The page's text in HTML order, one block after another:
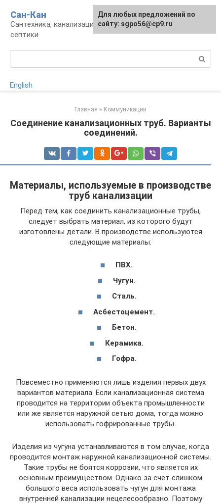
контенту
Сан-Кан
Сантехника, канализация, водопровод,
септики
English
Главная » Коммуникации
Соединение канализационных труб. Варианты
соединений.
Материалы, используемые в производстве
труб канализации
Перед тем, как соединить канализационные трубы,
следует выбрать материал, из которого будут
изготовлены детали. В производстве используются
следующие материалы:
ПВХ.
Чугун.
Сталь.
Асбестоцемент.
Бетон.
Керамика.
Гофра.
Повсеместно применяются лишь изделия первых двух
вариантов материала. Если канализационная система
проводится на территории объекта промышленности
или же является наружной сетью дома, тогда можно
использовать гофрированные трубы.
Изделия из чугуна устанавливаются в том случае, когда
проводится монтаж наружной канализационной системы.
Такие трубы не боятся коррозии, что является их
основным преимуществом. Однако за счёт слишком
большого веса использовать чугун для монтажа
внутренней канализации нецелесообразно. Поэтому
Для любых предложений по
сайту: sgpo56@cp9.ru